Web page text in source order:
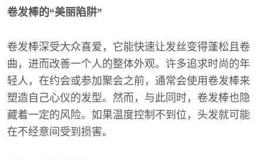
卷发棒的“美丽陷阱”
卷发棒深受大众喜爱，它能快速让发丝变得蓬松且卷
曲，进而改善一个人的整体外观。许多追求时尚的年
轻人，在约会或参加聚会之前，通常会使用卷发棒来
塑造自己心仪的发型。然而，与此同时，卷发棒也隐
藏着一定的风险。如果温度控制不到位，头发就可能
在不经意间受到损害。